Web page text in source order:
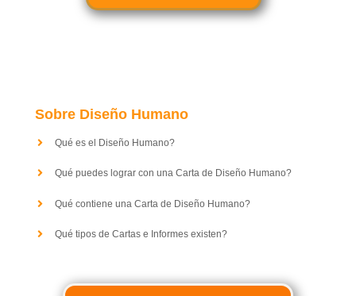
Sobre Diseño Humano
Qué es el Diseño Humano?
Qué puedes lograr con una Carta de Diseño Humano?
Qué contiene una Carta de Diseño Humano?
Qué tipos de Cartas e Informes existen?